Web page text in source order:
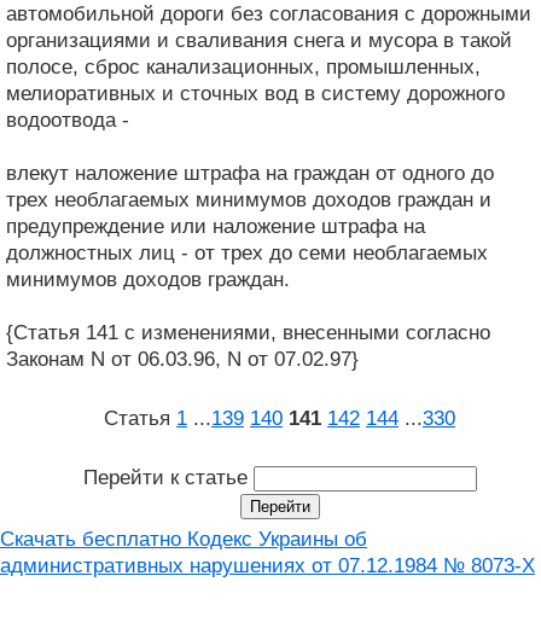
автомобильной дороги без согласования с дорожными
организациями и сваливания снега и мусора в такой
полосе, сброс канализационных, промышленных,
мелиоративных и сточных вод в систему дорожного
водоотвода -
влекут наложение штрафа на граждан от одного до
трех необлагаемых минимумов доходов граждан и
предупреждение или наложение штрафа на
должностных лиц - от трех до семи необлагаемых
минимумов доходов граждан.
{Статья 141 с изменениями, внесенными согласно
Законам N от 06.03.96, N от 07.02.97}
Статья 1 ...139 140 141 142 144 ...330
Перейти к статье
Скачать бесплатно Кодекс Украины об
административных нарушениях от 07.12.1984 № 8073-X